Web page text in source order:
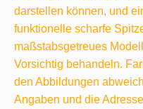
darstellen können, und
funktionelle scharfe
maßstabsgetreues
Vorsichtig behandeln.
den Abbildungen
Angaben und die